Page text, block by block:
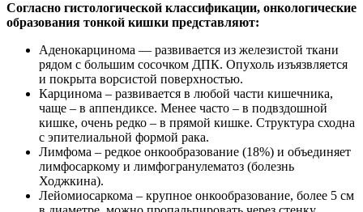
Согласно гистологической классификации, онкологические
образования тонкой кишки представляют:
Аденокарцинома — развивается из железистой ткани
рядом с большим сосочком ДПК. Опухоль изъязвляется
и покрыта ворсистой поверхностью.
Карцинома – развивается в любой части кишечника,
чаще – в аппендиксе. Менее часто – в подвздошной
кишке, очень редко – в прямой кишке. Структура сходна
с эпителиальной формой рака.
Лимфома – редкое онкообразование (18%) и объединяет
лимфосаркому и лимфогранулематоз (болезнь
Ходжкина).
Лейомиосаркома – крупное онкообразование, более 5 см